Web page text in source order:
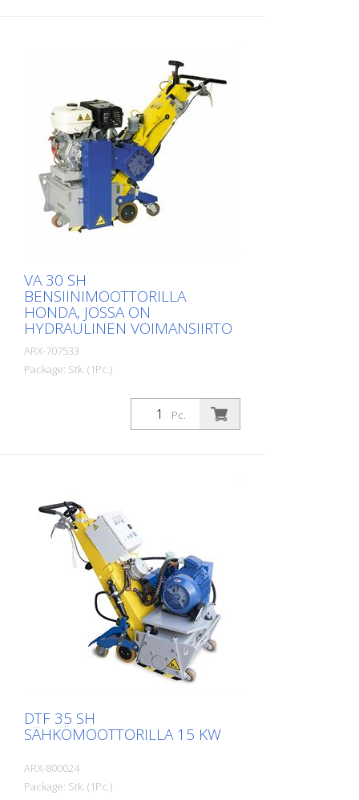
miellyttävän ja tehokkaan työskentelyn.
pintakäsittelykoneen vaativimpiinkin
sovelluksiin. Jokaiseen
käyttötarkoitukseen on olemassa oikeat
teräsarjat. Paino: noin 140 - 180 kg (300 -
400 lbs) Toiminta: Bensiini Honda Teho:
6,0 kW Työleveys: 300 mm (12'') Etäisyys
seinään: 90 mm (3,5'') Mitat: 1 355 x 555 x
1 090 mm (53 x 22 x 43'') Vakiovarusteet:
8-puoleiset säleiköt tai valintasi mukaan
VA 30 SH
BENSIINIMOOTTORILLA
HONDA, JOSSA ON
HYDRAULINEN VOIMANSIIRTO
ARX-707533
Package: Stk. (1Pc.)
Pc.
DTF 35 SH
SÄHKÖMOOTTORILLA 15 KW
ARX-800024
Package: Stk. (1Pc.)